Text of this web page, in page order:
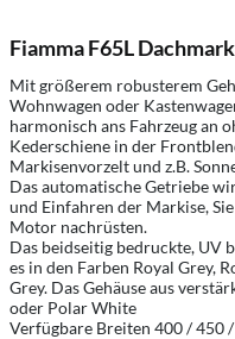
Fiamma F65L
Mit größerem robusterem
Wohnwagen oder
harmonisch ans Fahrzeug an
Kederschiene in der
Markisenvorzelt und z.B.
Das automatische Getriebe
und Einfahren der Markise,
Motor nachrüsten.
Das beidseitig bedruckte, UV
es in den Farben Royal Grey,
Grey. Das Gehäuse aus
oder Polar White
Verfügbare Breiten 400 / 450